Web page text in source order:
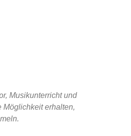
Musikunterricht und
Möglichkeit erhalten,